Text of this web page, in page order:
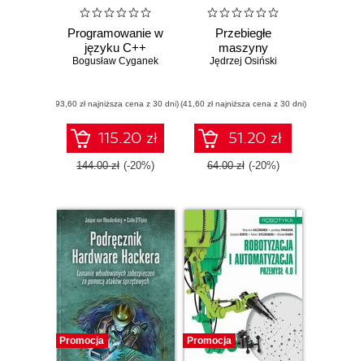
Programowanie w
języku C++
Bogusław Cyganek
(93,60 zł najniższa cena z 30 dni)
115.20 zł
144.00 zł (-20%)
Przebiegłe
maszyny
Jędrzej Osiński
(41,60 zł najniższa cena z 30 dni)
51.20 zł
64.00 zł (-20%)
Promocja Promocja